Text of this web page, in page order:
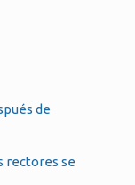
de
rectores se